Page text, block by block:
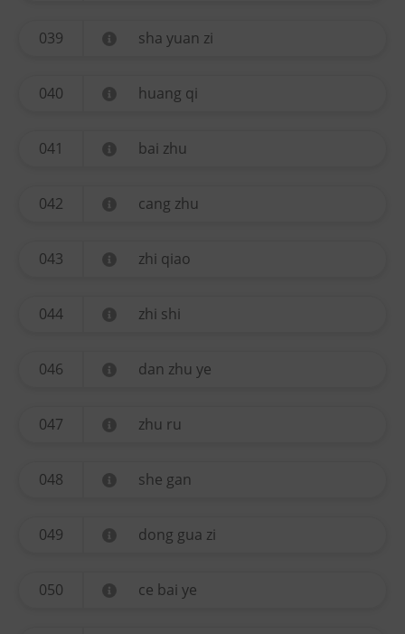
039 sha yuan zi
040 huang qi
041 bai zhu
042 cang zhu
043 zhi qiao
044 zhi shi
046 dan zhu ye
047 zhu ru
048 she gan
049 dong gua zi
050 ce bai ye